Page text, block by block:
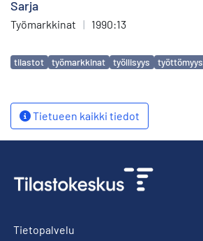
Sarja
Työmarkkinat | 1990:13
Avainsanat
tilastot työmarkkinat työllisyys työttömyys
Tietueen kaikki tiedot
Tietopalvelu